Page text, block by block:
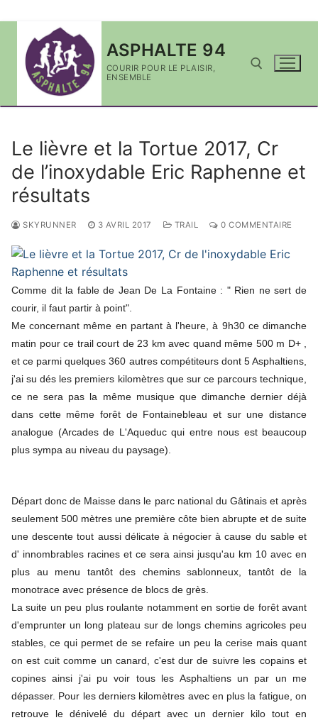
contenu
ASPHALTE 94
COURIR POUR LE PLAISIR,
ENSEMBLE
Le lièvre et la Tortue 2017, Cr
de l’inoxydable Eric Raphenne et
résultats
SKYRUNNER 3 AVRIL 2017 TRAIL 0 COMMENTAIRE
Comme dit la fable de Jean De La Fontaine : " Rien ne sert de
courir, il faut partir à point".
Me concernant même en partant à l'heure, à 9h30 ce dimanche
matin pour ce trail court de 23 km avec quand même 500 m D+ ,
et ce parmi quelques 360 autres compétiteurs dont 5 Asphaltiens,
j'ai su dés les premiers kilomètres que sur ce parcours technique,
ce ne sera pas la même musique que dimanche dernier déjà
dans cette même forêt de Fontainebleau et sur une distance
analogue (Arcades de L'Aqueduc qui entre nous est beaucoup
plus sympa au niveau du paysage).
Départ donc de Maisse dans le parc national du Gâtinais et après
seulement 500 mètres une première côte bien abrupte et de suite
une descente tout aussi délicate à négocier à cause du sable et
d' innombrables racines et ce sera ainsi jusqu'au km 10 avec en
plus au menu tantôt des chemins sablonneux, tantôt de la
monotrace avec présence de blocs de grès.
La suite un peu plus roulante notamment en sortie de forêt avant
d'emprunter un long plateau sur de longs chemins agricoles peu
stables, ce qui permet de se refaire un peu la cerise mais quant
on est cuit comme un canard, c'est dur de suivre les copains et
copines ainsi j'ai pu voir tous les Asphaltiens un par un me
dépasser. Pour les derniers kilomètres avec en plus la fatigue, on
retrouve le dénivelé du départ avec un dernier kilo tout en